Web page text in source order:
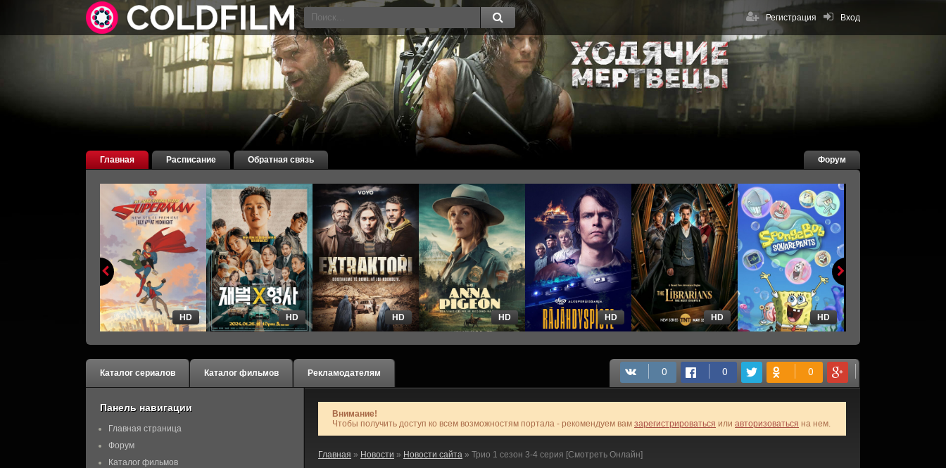
Вход
Регистрация
Главная Расписание Обратная связь Форум
HD HD HD HD HD HD HD
Каталог сериалов Каталог фильмов Рекламодателям
Внимание!
Чтобы получить доступ ко всем возможностям портала - рекомендуем вам зарегистрироваться или авторизоваться на нем.
Главная » Новости » Новости сайта » Трио 1 сезон 3-4 серия [Смотреть Онлайн]
Панель навигации
Главная страница
Форум
Каталог фильмов